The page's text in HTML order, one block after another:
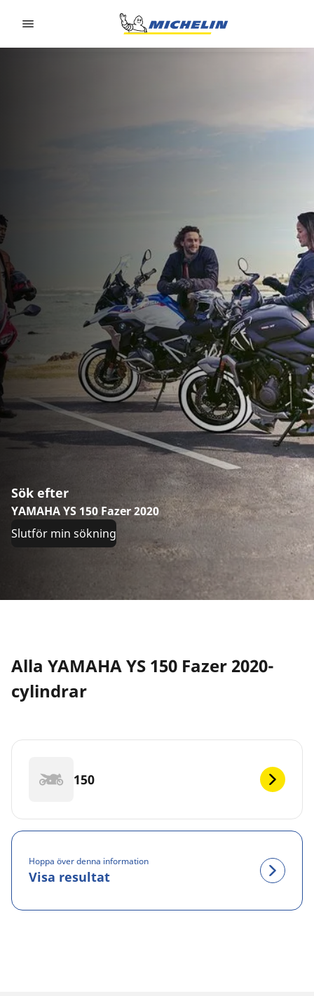
Sök efter
YAMAHA YS 150 Fazer 2020
Slutför min sökning
Alla YAMAHA YS 150 Fazer 2020-
cylindrar
150
Hoppa över denna information
Visa resultat